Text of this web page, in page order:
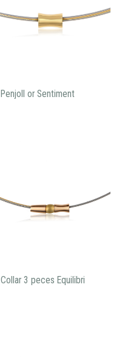
Penjoll or Sentiment
Collar 3 peces Equilibri